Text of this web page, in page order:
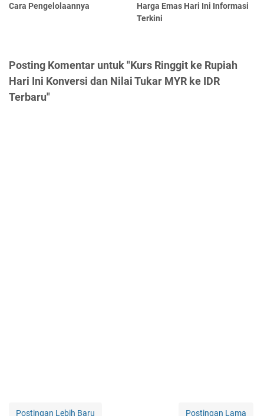
Cara Pengelolaannya
Harga Emas Hari Ini Informasi
Terkini
Posting Komentar untuk "Kurs Ringgit ke Rupiah
Hari Ini Konversi dan Nilai Tukar MYR ke IDR
Terbaru"
Postingan Lebih Baru Postingan Lama